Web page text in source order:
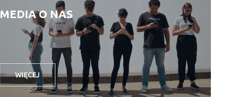
MEDIA O NAS
WIĘCEJ